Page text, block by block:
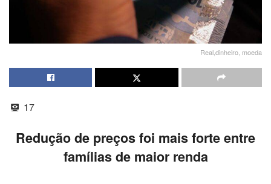
Real,dinheiro, moeda
17
Redução de preços foi mais forte entre
famílias de maior renda